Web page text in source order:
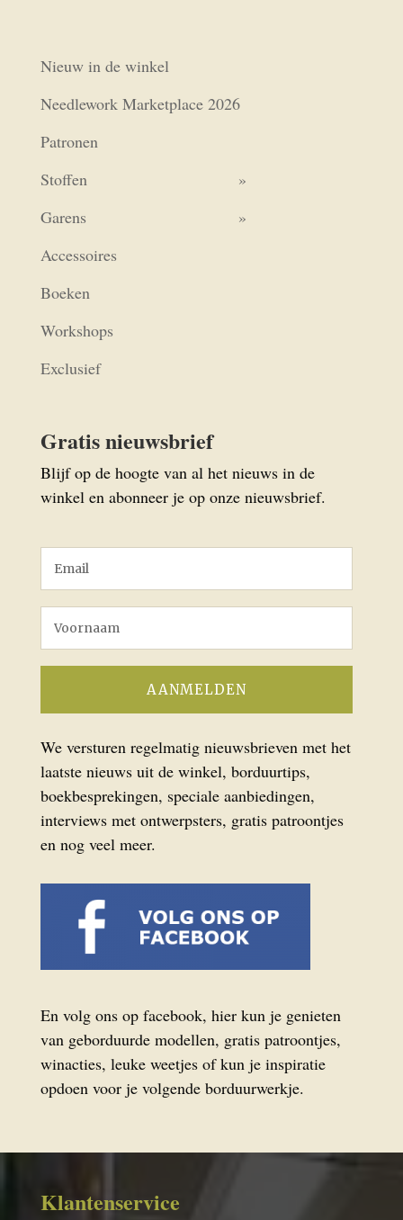
Nieuw in de winkel
Needlework Marketplace 2026
Patronen
Stoffen
Garens
Accessoires
Boeken
Workshops
Exclusief
Gratis nieuwsbrief
Blijf op de hoogte van al het nieuws in de
winkel en abonneer je op onze nieuwsbrief.
We versturen regelmatig nieuwsbrieven met het
laatste nieuws uit de winkel, borduurtips,
boekbesprekingen, speciale aanbiedingen,
interviews met ontwerpsters, gratis patroontjes
en nog veel meer.
En volg ons op facebook, hier kun je genieten
van geborduurde modellen, gratis patroontjes,
winacties, leuke weetjes of kun je inspiratie
opdoen voor je volgende borduurwerkje.
Klantenservice